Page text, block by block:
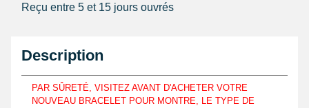
Reçu entre 5 et 15 jours ouvrés
Description
PAR SÛRETÉ, VISITEZ AVANT D'ACHETER VOTRE
NOUVEAU BRACELET POUR MONTRE, LE TYPE DE